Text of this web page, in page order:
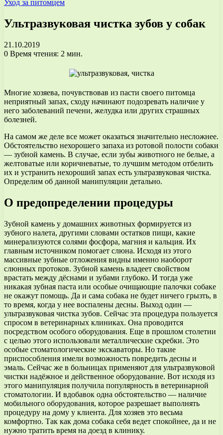
Уход за питомцем
Ультразвуковая чистка зубов у собак
21.10.2019
0 Время чтения: 2 мин.
Многие хозяева, почувствовав из пасти своего питомца
неприятный запах, сходу начинают подозревать наличие у
него заболеваний печени, желудка или других страшных
болезней.
На самом же деле все может оказаться значительно несложнее.
Обстоятельство нехорошего запаха из ротовой полости собаки
— зубной камень. В случае, если зубы животного не белые, а
желтоватые или коричневатые, то лучшим методом отбелить
их и устранить нехороший запах есть ультразвуковая чистка.
Определим об данной манипуляции детально.
О предопределении процедуры
Зубной камень у домашних животных формируется из
зубного налета, другими словами остатков пищи, какие
минерализуются солями фосфора, магния и кальция. Их
главным источником помогает слюна. Исходя из этого
массивные зубные отложения видны именно наоборот
слюнных протоков. Зубной камень владеет свойством
врастать между дёснами и зубами глубоко. И тогда уже
никакая зубная паста или особые очищающие палочки собаке
не окажут помощь. Да и сама собака не будет ничего грызть, в
то время, когда у нее воспалены десны. Выход один —
ультразвуковая чистка зубов. Сейчас эта процедура пользуется
спросом в ветеринарных клиниках. Она проводится
посредством особого оборудования. Еще в прошлом столетии
с целью этого использовали металлические скребки. Это
особые стоматологические экскаваторы. Но такие
приспособления имели возможность повредить десны и
эмаль. Сейчас же в больницах применяют для ультразвуковой
чистки надёжное и действенное оборудование. Вот исходя из
этого манипуляция получила популярность в ветеринарной
стоматологии. И вдобавок одна обстоятельство — наличие
мобильного оборудования, которое разрешает выполнять
процедуру на дому у клиента. Для хозяев это весьма
комфортно. Так как дома собака себя ведет спокойнее, да и не
нужно тратить время на доезд в клинику.